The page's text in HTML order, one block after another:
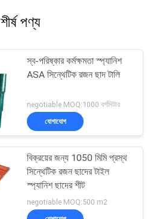
শীর্ষ পণ্য
স্ব-পরিষ্কার কর্মক্ষমতা স্প্যানিশ
ASA সিন্থেটিক রজন ছাদ টালি
negotiable MOQ:1000 বর্গমিটার
যোগাযোগ
বিক্রয়ের জন্য 1050 মিমি প্রস্থ
সিন্থেটিক রজন ছাদের টাইল
স্প্যানিশ ছাদের শীট
negotiable MOQ:500 m2